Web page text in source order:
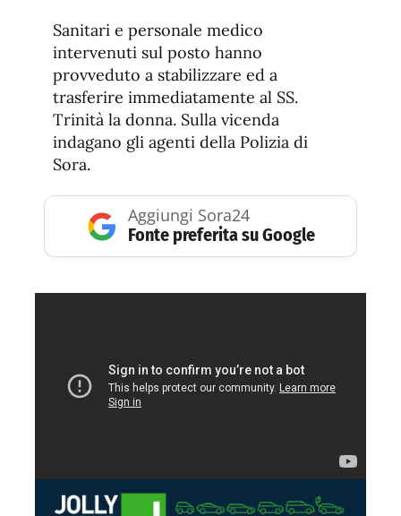
Sanitari e personale medico
intervenuti sul posto hanno
provveduto a stabilizzare ed a
trasferire immediatamente al SS.
Trinità la donna. Sulla vicenda
indagano gli agenti della Polizia di
Sora.
Aggiungi Sora24
Fonte preferita su Google